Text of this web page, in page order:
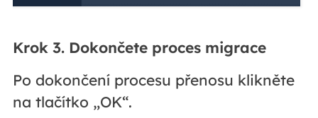
Krok 3. Dokončete proces migrace
Po dokončení procesu přenosu klikněte
na tlačítko „OK“.